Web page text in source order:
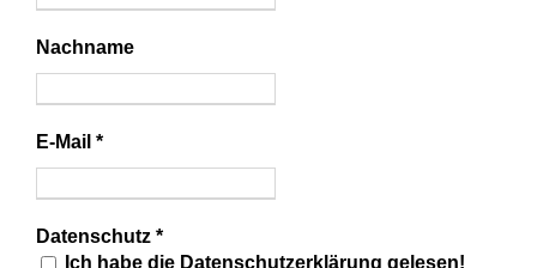
Nachname
E-Mail *
Datenschutz *
Ich habe die Datenschutzerklärung gelesen!